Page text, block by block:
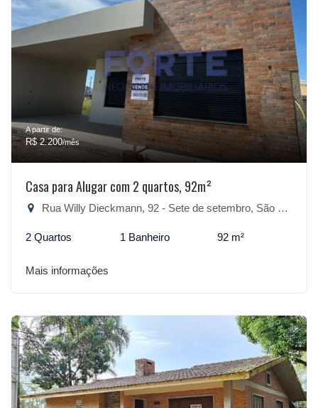
A partir de:
R$ 2.200/mês
Casa para Alugar com 2 quartos, 92m²
Rua Willy Dieckmann, 92 - Sete de setembro, São Lourenço do Sul-RS
2 Quartos 1 Banheiro 92 m²
Mais informações